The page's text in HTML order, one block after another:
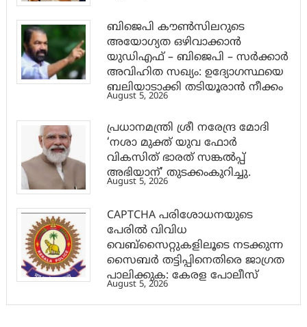
ബിജെപി കൗൺസിലറുടെ
അയോഗ്യത ഒഴിവാക്കാൻ
യുഡിഎഫ് – ബിജെപി – സർക്കാർ
അവിഹിത സഖ്യം: ഉദ്യോഗസ്ഥയെ
ബലിയാടാക്കി തടിയൂരാൻ നീക്കം
August 5, 2026
പ്രധാനമന്ത്രി ശ്രീ നരേന്ദ്ര മോദി
‘നശാ മുക്ത് യുവ ഫോർ
വികസിത് ഭാരത് സങ്കൽപ്പ്
അഭിയാന്’ തുടക്കംകുറിച്ചു.
August 5, 2026
CAPTCHA പരിശോധനയുടെ
പേരില്‍ വിവിധ
വെബ്സൈറ്റുകളിലൂടെ നടക്കുന്ന
സൈബര്‍ തട്ടിപ്പിനെതിരെ ജാഗ്രത
പാലിക്കുക: കേരള പോലീസ്
August 5, 2026